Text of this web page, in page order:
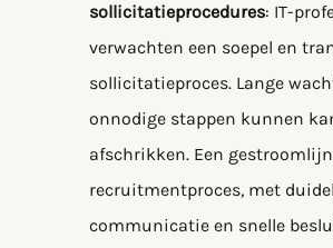
sollicitatieprocedures: IT-
verwachten een soepel en
sollicitatieproces. Lange
onnodige stappen kunnen
afschrikken. Een
recruitmentproces, met
communicatie en snelle